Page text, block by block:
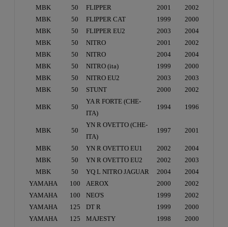
MBK
50 FLIPPER 2001
2002
MBK
50 FLIPPER CAT 1999
2000
MBK
50 FLIPPER EU2 2003
2004
MBK
50 NITRO 2001
2002
MBK
50 NITRO 2004
2004
MBK
50 NITRO (ita) 1999
2000
MBK
50 NITRO EU2 2003
2003
MBK
50 STUNT 2000 2002
MBK 50
YA R FORTE (CHE-
ITA)
1994 1996
MBK 50
YN R OVETTO (CHE-
ITA)
1997 2001
MBK 50 YN R OVETTO EU1 2002
2004
MBK
50 YN R OVETTO EU2 2002
2003
MBK
50 YQ L NITRO JAGUAR 2004
2004
YAMAHA
100 AEROX 2000
2002
YAMAHA
100 NEO'S 1999
2002
YAMAHA
125 DT R 1999
2000
YAMAHA
125 MAJESTY 1998
2000